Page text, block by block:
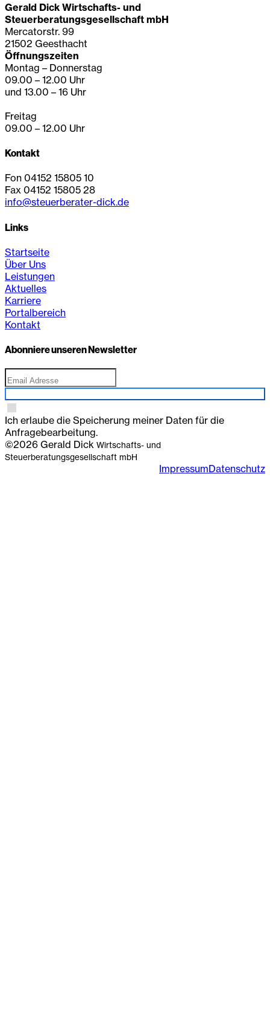
Gerald Dick Wirtschafts- und
Steuerberatungsgesellschaft mbH
Mercatorstr. 99
21502 Geesthacht
Öffnungszeiten
Montag – Donnerstag
09.00 – 12.00 Uhr
und 13.00 – 16 Uhr
Freitag
09.00 – 12.00 Uhr
Kontakt
Fon 04152 15805 10
Fax 04152 15805 28
info@steuerberater-dick.de
Links
Startseite
Über Uns
Leistungen
Aktuelles
Karriere
Portalbereich
Kontakt
Abonniere unseren Newsletter
Ich erlaube die Speicherung meiner Daten für die
Anfragebearbeitung.
©2026 Gerald Dick Wirtschafts- und
Steuerberatungsgesellschaft mbH
ImpressumDatenschutz